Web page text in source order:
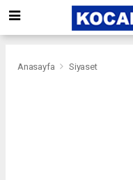
Anasayfa Siyaset